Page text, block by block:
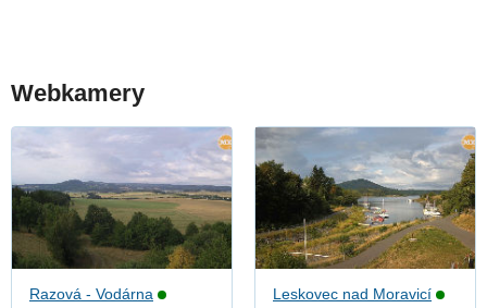
Webkamery
Razová - Vodárna
Leskovec nad Moravicí